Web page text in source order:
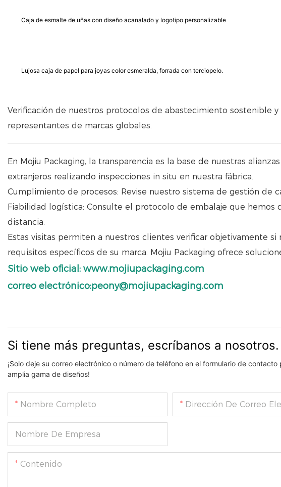
Caja de esmalte de uñas con diseño acanalado y logotipo personalizable
Lujosa caja de papel para joyas color esmeralda, forrada con terciopelo.
Verificación de nuestros protocolos de abastecimiento sostenible
representantes de marcas globales.
En Mojiu Packaging, la transparencia es la base de nuestras
extranjeros realizando inspecciones in situ en nuestra fábrica.
Cumplimiento de procesos: Revise nuestro sistema de gestión de
Fiabilidad logística: Consulte el protocolo de embalaje que hemos
distancia.
Estas visitas permiten a nuestros clientes verificar objetivamente
requisitos específicos de su marca. Mojiu Packaging ofrece
Sitio web oficial: www.mojiupackaging.com
correo electrónico:peony@mojiupackaging.com
Si tiene más preguntas, escríbanos a nosotros.
¡Solo deje su correo electrónico o número de teléfono en el formulario de
amplia gama de diseños!
Nombre Completo Dirección De Correo
Nombre De Empresa
Contenido